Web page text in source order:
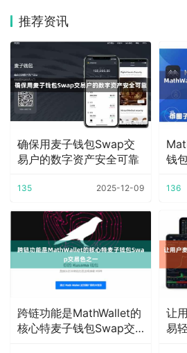
推荐资讯
确保用麦子钱包Swap交
易户的数字资产安全可靠
135 2025-12-09
钱
136
跨链功能是MathWallet的
核心特麦子钱包Swap交
让
易